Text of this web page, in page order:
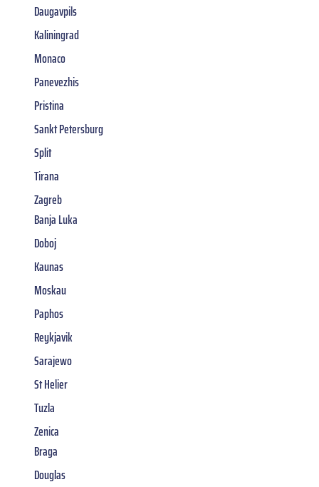
Daugavpils
Kaliningrad
Monaco
Panevezhis
Pristina
Sankt Petersburg
Split
Tirana
Zagreb
Banja Luka
Doboj
Kaunas
Moskau
Paphos
Reykjavik
Sarajewo
St Helier
Tuzla
Zenica
Braga
Douglas